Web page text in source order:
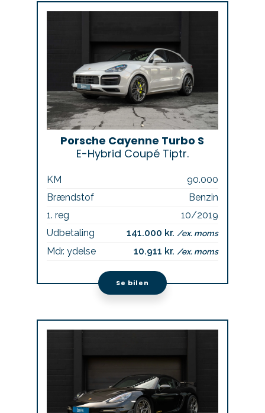
Porsche Cayenne Turbo S
E-Hybrid Coupé Tiptr.
KM
90.000
Brændstof
Benzin
1. reg
10/2019
Udbetaling
141.000 kr./ex. moms
Mdr. ydelse 10.911 kr./ex. moms
Se bilen